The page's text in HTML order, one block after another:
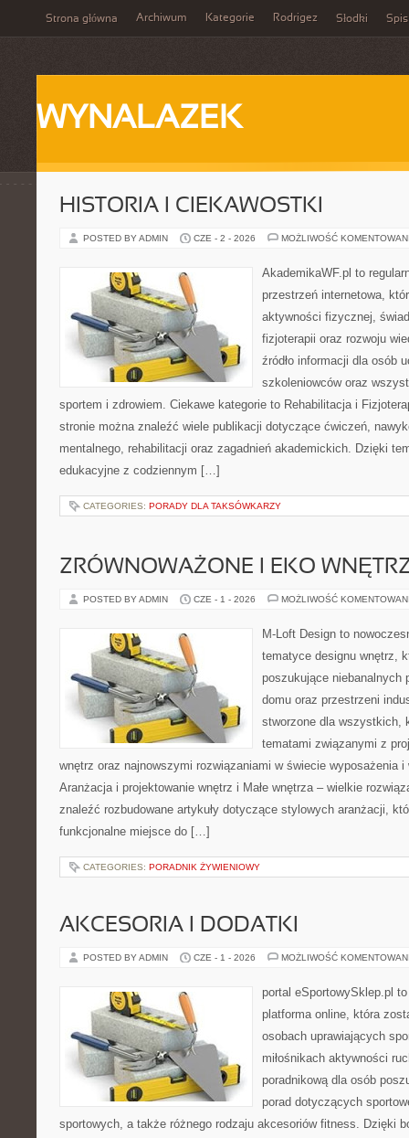
Strona główna Archiwum Kategorie Rodrigez Słodki Spis
WYNALAZEK
HISTORIA I CIEKAWOSTKI
POSTED BY ADMIN CZE - 2 - 2026 MOŻLIWOŚĆ
AkademikaWF.pl to
przestrzeń internetowa,
aktywności fizycznej,
fizjoterapii oraz rozwoju
źródło informacji dla osób
szkoleniowców oraz
sportem i zdrowiem. Ciekawe kategorie to Rehabilitacja i
stronie można znaleźć wiele publikacji dotyczące ćwiczeń,
mentalnego, rehabilitacji oraz zagadnień akademickich. Dzięki
edukacyjne z codziennym […]
CATEGORIES: PORADY DLA TAKSÓWKARZY
ZRÓWNOWAŻONE I EKO
POSTED BY ADMIN CZE - 1 - 2026 MOŻLIWOŚĆ
M-Loft Design to
tematyce designu wnętrz,
poszukujące niebanalnych
domu oraz przestrzeni
stworzone dla wszystkich,
tematami związanymi z
wnętrz oraz najnowszymi rozwiązaniami w świecie wyposażenia
Aranżacja i projektowanie wnętrz i Małe wnętrza – wielkie
znaleźć rozbudowane artykuły dotyczące stylowych aranżacji,
funkcjonalne miejsce do […]
CATEGORIES: PORADNIK ŻYWIENIOWY
AKCESORIA I DODATKI
POSTED BY ADMIN CZE - 1 - 2026 MOŻLIWOŚĆ
portal eSportowySklep.pl
platforma online, która
osobach uprawiających
miłośnikach aktywności
poradnikową dla osób
porad dotyczących
sportowych, a także różnego rodzaju akcesoriów fitness. Dzięki